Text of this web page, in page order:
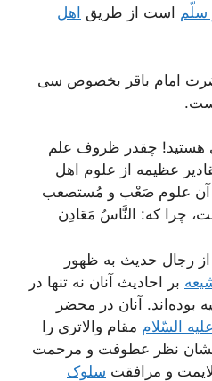
سلّم است از طريق اهل
امام باقر بخصوص سى
هستيد! چقدر ظروف علم
عظيمه از علوم اهل
آن علوم صَعْب و مُستصعب
چرا که: النَّاسُ مَعَادِن
رجال حديث به ظهور
بر احاديث آنان نه تنها در
بوده‌اند. آنان در محضر
السّلام مقام والاترى را
نظر عطوفت و مرحمت
و مرافقت سلوک